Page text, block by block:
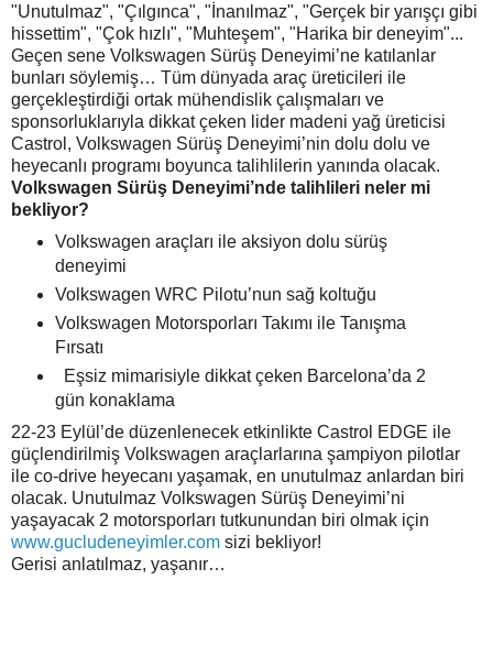
"Unutulmaz", "Çılgınca", "İnanılmaz", "Gerçek bir yarışçı gibi
hissettim", "Çok hızlı", "Muhteşem", "Harika bir deneyim"...
Geçen sene Volkswagen Sürüş Deneyimi’ne katılanlar
bunları söylemiş… Tüm dünyada araç üreticileri ile
gerçekleştirdiği ortak mühendislik çalışmaları ve
sponsorluklarıyla dikkat çeken lider madeni yağ üreticisi
Castrol, Volkswagen Sürüş Deneyimi’nin dolu dolu ve
heyecanlı programı boyunca talihlilerin yanında olacak.
Volkswagen Sürüş Deneyimi’nde talihlileri neler mi
bekliyor?
Volkswagen araçları ile aksiyon dolu sürüş
deneyimi
Volkswagen WRC Pilotu’nun sağ koltuğu
Volkswagen Motorsporları Takımı ile Tanışma
Fırsatı
Eşsiz mimarisiyle dikkat çeken Barcelona’da 2
gün konaklama
22-23 Eylül’de düzenlenecek etkinlikte Castrol EDGE ile
güçlendirilmiş Volkswagen araçlarlarına şampiyon pilotlar
ile co-drive heyecanı yaşamak, en unutulmaz anlardan biri
olacak. Unutulmaz Volkswagen Sürüş Deneyimi’ni
yaşayacak 2 motorsporları tutkunundan biri olmak için
www.gucludeneyimler.com sizi bekliyor!
Gerisi anlatılmaz, yaşanır…